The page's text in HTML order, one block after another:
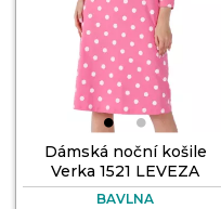
Dámská noční košile
Verka 1521 LEVEZA
BAVLNA